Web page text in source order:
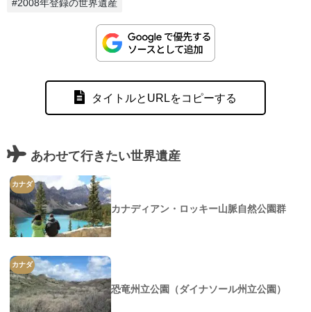
#2008年登録の世界遺産
タイトルとURLをコピーする
あわせて行きたい世界遺産
カナダ
カナディアン・ロッキー山脈自然公園群
カナダ
恐竜州立公園（ダイナソール州立公園）